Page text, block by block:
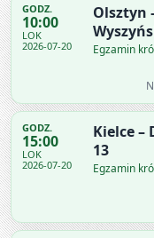
GODZ.
10:00
LOK
2026-07-20
Olsztyn
Egzamin
GODZ.
15:00
LOK
2026-07-20
Kielce –
13
Egzamin